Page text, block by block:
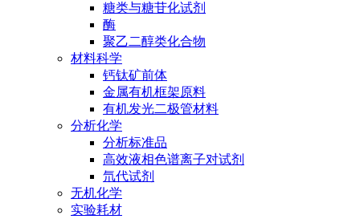
糖类与糖苷化试剂
酶
聚乙二醇类化合物
材料科学
钙钛矿前体
金属有机框架原料
有机发光二极管材料
分析化学
分析标准品
高效液相色谱离子对试剂
氘代试剂
无机化学
实验耗材